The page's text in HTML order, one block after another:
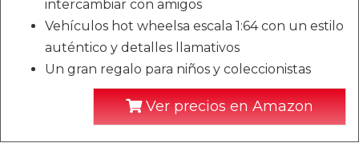
intercambiar con amigos
Vehículos hot wheelsa escala 1:64 con un estilo
auténtico y detalles llamativos
Un gran regalo para niños y coleccionistas
Ver precios en Amazon